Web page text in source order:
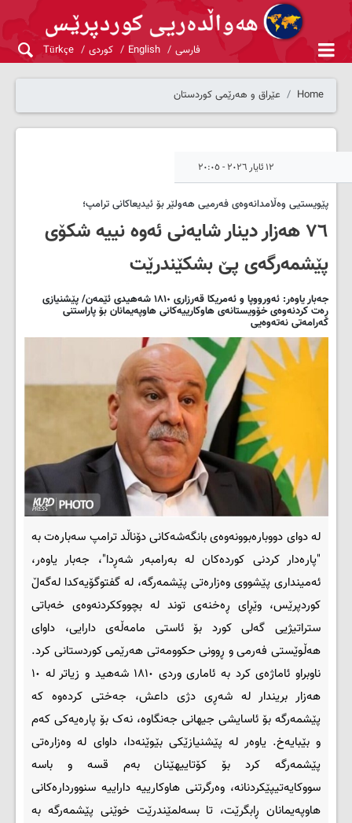
فارسی English کوردی Türkçe
Home عێراق و هەرێمی کوردستان
١٢ ئایار ٢٠٢٦ - ٢٠:٠٥
پێویستیی وەڵامدانەوەی فەرمیی هەولێر بۆ ئیدیعاکانی ترامپ؛
٧٦ هەزار دینار شایەنی ئەوە نییە شکۆی
پێشمەرگەی پێ بشکێندرێت
جەبار یاوەر: ئەورووپا و ئەمریکا قەرزاری ١٨١٠ شەهیدی ئێمەن/ پێشنیازی
ڕەت کردنەوەی خۆویستانەی هاوکارییەکانی هاوپەیمانان بۆ پاراستنی
کەرامەتی نەتەوەیی
لە دوای دووبارەبوونەوەی بانگەشەکانی دۆناڵد ترامپ سەبارەت بە
"پارەدار کردنی کوردەکان لە بەرامبەر شەڕدا"، جەبار یاوەر،
ئەمینداری پێشووی وەزارەتی پێشمەرگە، لە گفتوگۆیەکدا لەگەڵ
کوردپرێس، وێڕای ڕەخنەی توند لە بچووککردنەوەی خەباتی
ستراتیژیی گەلی کورد بۆ ئاستی مامەڵەی دارایی، داوای
هەڵوێستی فەرمی و ڕوونی حکوومەتی هەرێمی کوردستانی کرد.
ناوبراو ئاماژەی کرد بە ئاماری وردی ١٨١٠ شەهید و زیاتر لە ١٠
هەزار بریندار لە شەڕی دژی داعش، جەختی کردەوە کە
پێشمەرگە بۆ ئاسایشی جیهانی جەنگاوە، نەک بۆ پارەیەکی کەم
و بێبایەخ. یاوەر لە پێشنیازێکی بێوێنەدا، داوای لە وەزارەتی
پێشمەرگە کرد بۆ کۆتاییهێنان بەم قسە و باسە
سووکایەتیپێکردنانە، وەرگرتنی هاوکارییە داراییە سنووردارەکانی
هاوپەیمانان ڕابگرێت، تا بسەلمێندرێت خوێنی پێشمەرگە بە